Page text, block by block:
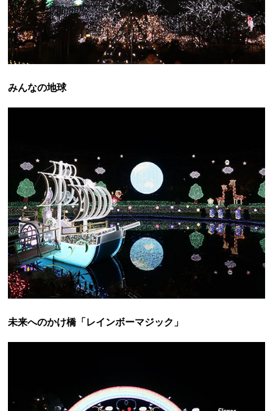
みんなの地球
未来へのかけ橋「レインボーマジック」